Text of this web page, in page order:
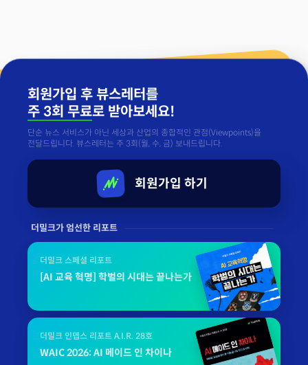
회원가입 후 뷰스레터를
주 3회 무료로 받아보세요!
단순 뉴스 서비스가 아닌 세상과 산업의 종합적인 관점(Viewpoints)을
전달드립니다. 뷰스레터는 주 3회(월, 수, 금) 보내드립니다.
회원가입 하기
더밀크가 엄선한 리포트
더밀크 스페셜 리포트
[AI 교육 혁명] 학벌의 시대는 끝나는가
더밀크 인뎁스 리포트 A.I.R. 28호
WAIC 2026: AI 메이드 인 차이나